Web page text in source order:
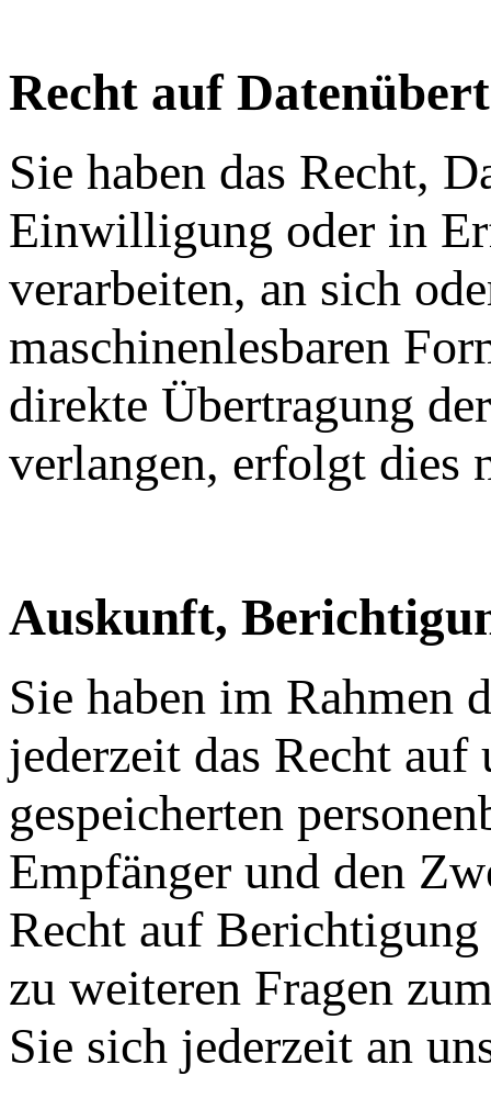
Recht auf
Sie haben das Recht,
Einwilligung oder in
verarbeiten, an sich
maschinenlesbaren
direkte Übertragung
verlangen, erfolgt dies
Auskunft,
Sie haben im Rahmen
jederzeit das Recht
gespeicherten
Empfänger und den
Recht auf
zu weiteren Fragen
Sie sich jederzeit an